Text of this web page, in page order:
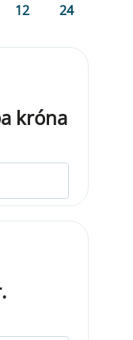
12 24
króna